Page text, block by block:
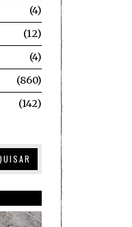
4
12
4
860
142